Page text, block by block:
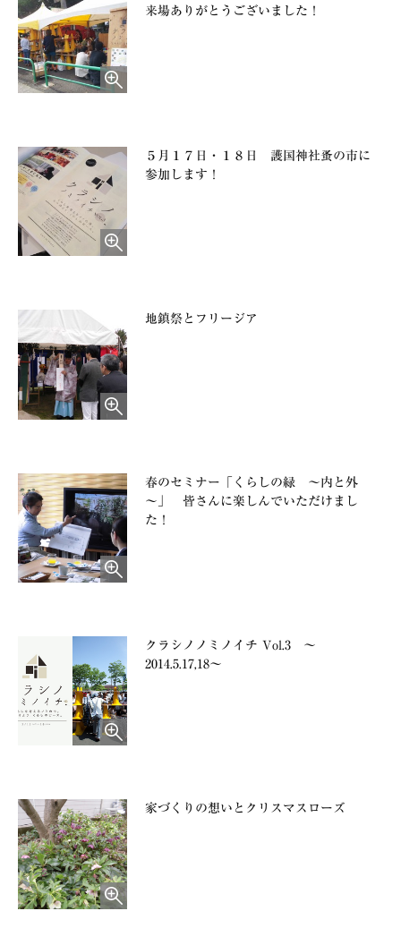
来場ありがとうございました！
５月１７日・１８日 護国神社蚤の市に
参加します！
地鎮祭とフリージア
春のセミナー「くらしの緑 ～内と外
～」 皆さんに楽しんでいただけまし
た！
クラシノノミノイチ Vol.3 〜
2014.5.17,18〜
家づくりの想いとクリスマスローズ